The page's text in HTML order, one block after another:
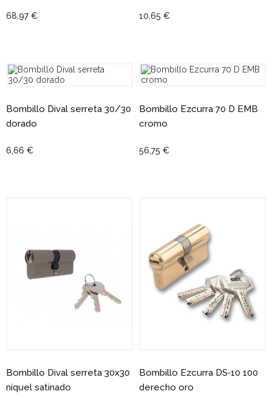
68,97 € 10,65 €
Bombillo Dival serreta 30/30
dorado
6,66 €
Bombillo Ezcurra 70 D EMB
cromo
56,75 €
Bombillo Dival serreta 30x30
níquel satinado
Bombillo Ezcurra DS‑10 100
derecho oro